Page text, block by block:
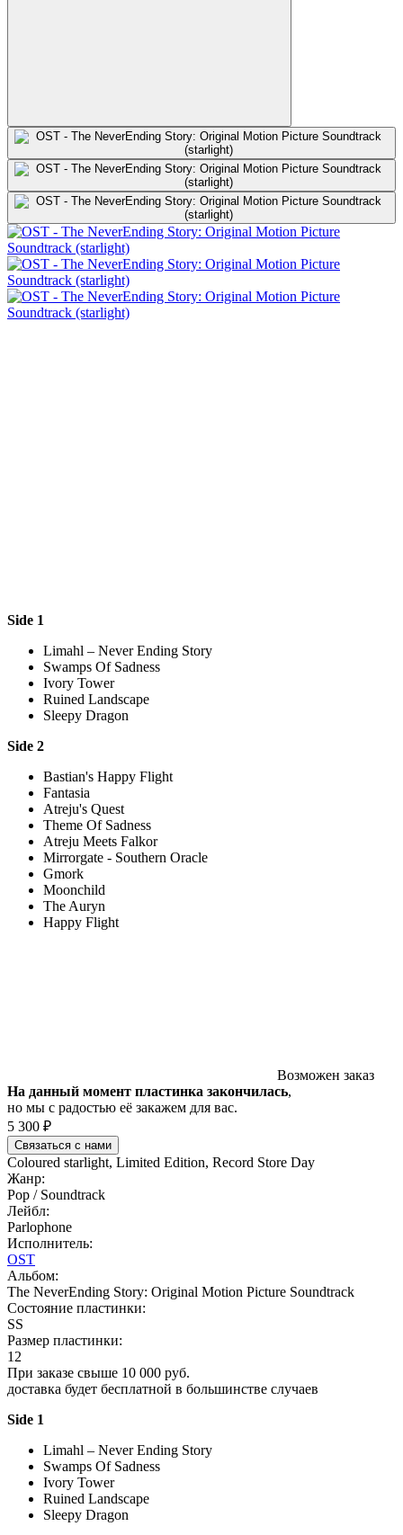
Side 1
Limahl – Never Ending Story
Swamps Of Sadness
Ivory Tower
Ruined Landscape
Sleepy Dragon
Side 2
Bastian's Happy Flight
Fantasia
Atreju's Quest
Theme Of Sadness
Atreju Meets Falkor
Mirrorgate - Southern Oracle
Gmork
Moonchild
The Auryn
Happy Flight
Возможен заказ
На данный момент пластинка закончилась,
но мы с радостью её закажем для вас.
5 300 ₽
Связаться с нами
Coloured starlight, Limited Edition, Record Store Day
Жанр:
Pop / Soundtrack
Лейбл:
Parlophone
Исполнитель:
OST
Альбом:
The NeverEnding Story: Original Motion Picture Soundtrack
Состояние пластинки:
SS
Размер пластинки:
12
При заказе свыше 10 000 руб.
доставка будет бесплатной в большинстве случаев
Side 1
Limahl – Never Ending Story
Swamps Of Sadness
Ivory Tower
Ruined Landscape
Sleepy Dragon